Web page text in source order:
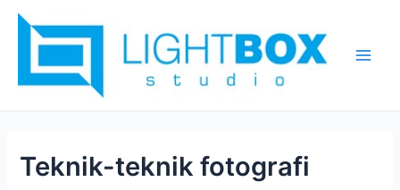
content
Teknik-teknik fotografi
navigation